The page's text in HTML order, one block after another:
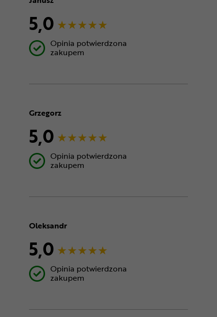
5,0
Opinia potwierdzona
zakupem
Grzegorz
5,0
Opinia potwierdzona
zakupem
Oleksandr
5,0
Opinia potwierdzona
zakupem